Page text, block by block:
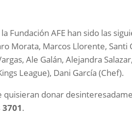
Fundación AFE han sido las
Morata, Marcos Llorente, Santi
Ale Galán, Alejandra
League), Dani García (Chef).
quisieran donar
.